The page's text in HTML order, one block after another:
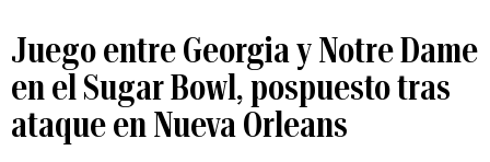
Juego entre Georgia y Notre Dame
en el Sugar Bowl, pospuesto tras
ataque en Nueva Orleans